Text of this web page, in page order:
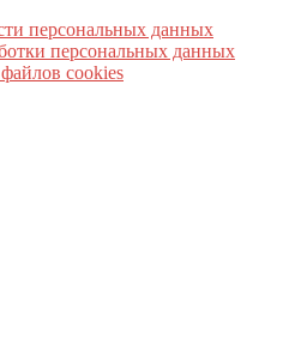
персональных данных
персональных данных
cookies